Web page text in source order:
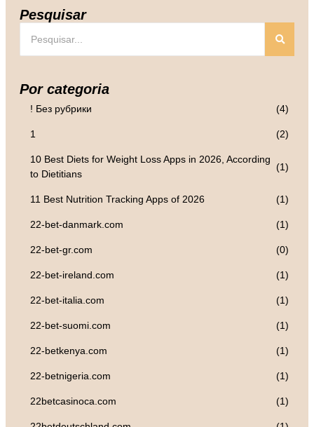
Pesquisar
Por categoria
! Без рубрики (4)
1 (2)
10 Best Diets for Weight Loss Apps in 2026, According
to Dietitians
(1)
11 Best Nutrition Tracking Apps of 2026 (1)
22-bet-danmark.com (1)
22-bet-gr.com (0)
22-bet-ireland.com (1)
22-bet-italia.com (1)
22-bet-suomi.com (1)
22-betkenya.com (1)
22-betnigeria.com (1)
22betcasinoca.com (1)